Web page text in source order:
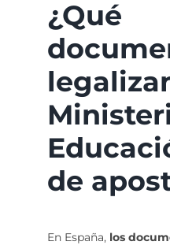
¿Qué
de
En España, los